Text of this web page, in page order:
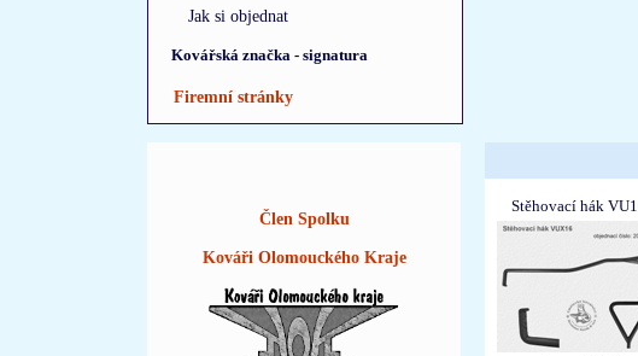
Jak si objednat
Kovářská značka - signatura
Firemní stránky
Člen Spolku
Kováři Olomouckého Kraje
Stěhovací hák